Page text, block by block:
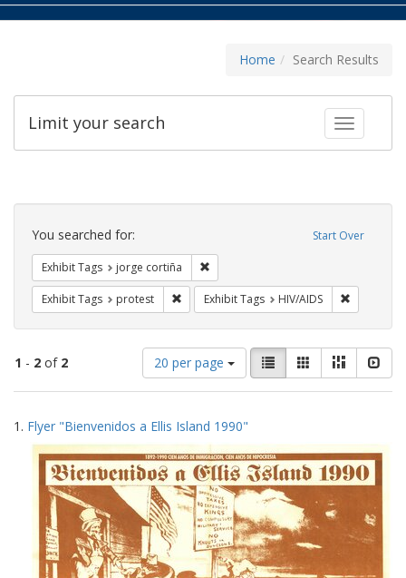
Home Search Results
Toggle
Limit your search
Search
Constraints Start Over
You searched for:
Exhibit Tags jorge cortiña
Exhibit Tags protest Remove constraint Exhibit Tags: protest
Exhibit Tags HIV/AIDS
1 - 2 of 2
Number
of
results
display
per
page
20 per page
View
results
as:
List GalleryMasonry
Search
Results
1. Flyer "Bienvenidos a Ellis Island 1990"